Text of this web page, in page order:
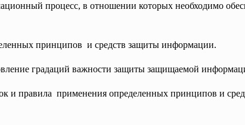
процесс, в отношении которых необходимо
принципов и средств защиты информации.
градаций важности защиты защищаемой
и правила применения определенных принципов и